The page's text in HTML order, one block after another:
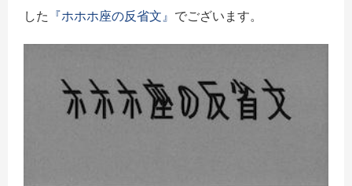
した 『ホホホ座の反省文』 でございます。